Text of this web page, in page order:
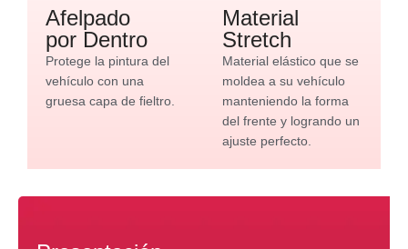
Afelpado
por Dentro
Protege la pintura del
vehículo con una
gruesa capa de fieltro.
Material
Stretch
Material elástico que se
moldea a su vehículo
manteniendo la forma
del frente y logrando un
ajuste perfecto.